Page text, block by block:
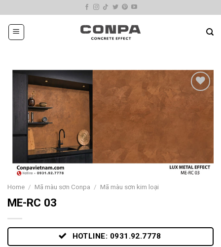
to
content
to
Home / Mã màu sơn Conpa / Mã màu sơn kim loại
ME-RC 03
HOTLINE: 0931.92.7778